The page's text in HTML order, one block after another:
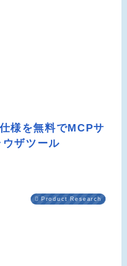
様を無料でMCPサ
ザツール
Product Research